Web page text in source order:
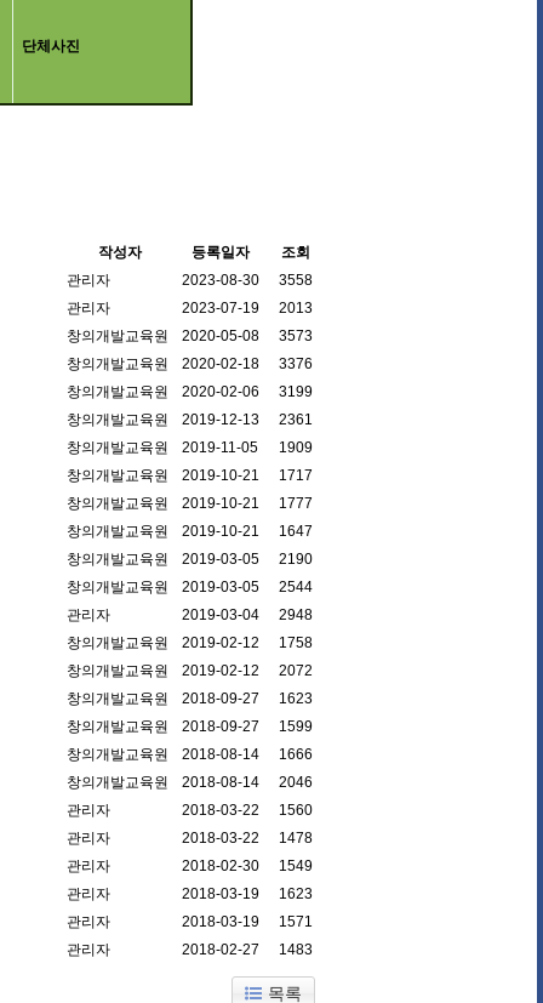
단체사진
작성자 등록일자
조회
관리자
2023-08-30
3558
관리자
2023-07-19
2013
창의개발교육원
2020-05-08
3573
창의개발교육원
2020-02-18
3376
창의개발교육원
2020-02-06
3199
창의개발교육원
2019-12-13
2361
창의개발교육원
2019-11-05
1909
창의개발교육원
2019-10-21
1717
창의개발교육원
2019-10-21
1777
창의개발교육원
2019-10-21
1647
창의개발교육원
2019-03-05
2190
창의개발교육원
2019-03-05
2544
관리자
2019-03-04
2948
창의개발교육원
2019-02-12
1758
창의개발교육원
2019-02-12
2072
창의개발교육원
2018-09-27
1623
창의개발교육원
2018-09-27
1599
창의개발교육원
2018-08-14
1666
창의개발교육원
2018-08-14
2046
관리자
2018-03-22
1560
관리자
2018-03-22
1478
관리자
2018-02-30
1549
관리자
2018-03-19
1623
관리자
2018-03-19
1571
관리자
2018-02-27 1483
목록